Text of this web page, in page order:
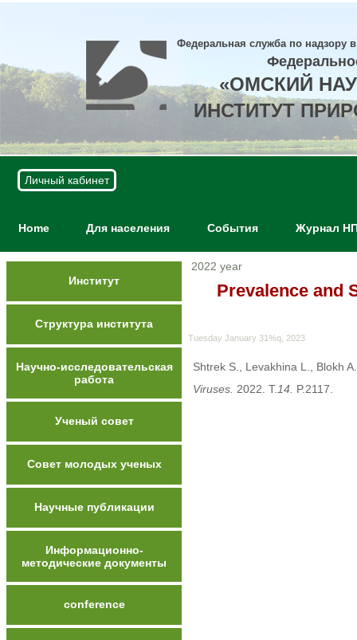
Федеральная служба по надзору
«ОМСКИЙ
ИНСТИТУТ
Личный кабинет
Home Для населения События Журнал
Институт
Структура института
Научно-исследовательская
работа
Ученый совет
Совет молодых ученых
Научные публикации
Информационно-
методические документы
conference
2022 year
Prevalence and
Tuesday January 31%q, 2023
Shtrek S., Levakhina L., Blokh
Viruses. 2022. T. 14. P.2117.